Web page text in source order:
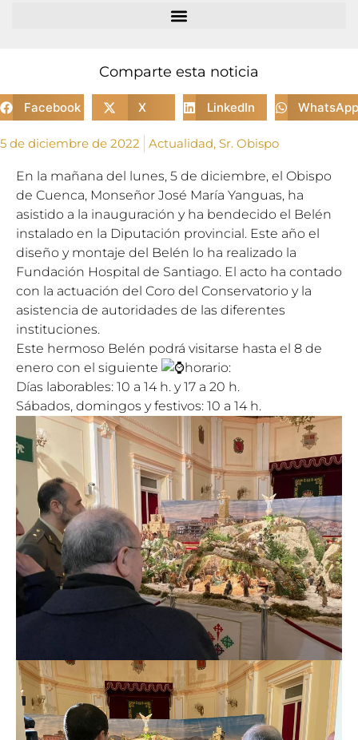
Comparte esta noticia
Facebook X LinkedIn WhatsApp
5 de diciembre de 2022 Actualidad, Sr. Obispo
En la mañana del lunes, 5 de diciembre, el Obispo
de Cuenca, Monseñor José María Yanguas, ha
asistido a la inauguración y ha bendecido el Belén
instalado en la Diputación provincial. Este año el
diseño y montaje del Belén lo ha realizado la
Fundación Hospital de Santiago. El acto ha contado
con la actuación del Coro del Conservatorio y la
asistencia de autoridades de las diferentes
instituciones.
Este hermoso Belén podrá visitarse hasta el 8 de
enero con el siguiente
horario:
Días laborables: 10 a 14 h. y 17 a 20 h.
Sábados, domingos y festivos: 10 a 14 h.